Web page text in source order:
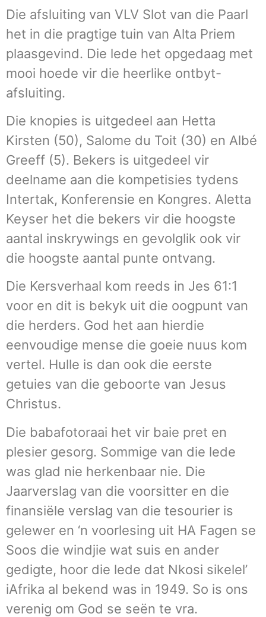
Die afsluiting van VLV Slot van die Paarl
het in die pragtige tuin van Alta Priem
plaasgevind. Die lede het opgedaag met
mooi hoede vir die heerlike ontbyt-
afsluiting.
Die knopies is uitgedeel aan Hetta
Kirsten (50), Salome du Toit (30) en Albé
Greeff (5). Bekers is uitgedeel vir
deelname aan die kompetisies tydens
Intertak, Konferensie en Kongres. Aletta
Keyser het die bekers vir die hoogste
aantal inskrywings en gevolglik ook vir
die hoogste aantal punte ontvang.
Die Kersverhaal kom reeds in Jes 61:1
voor en dit is bekyk uit die oogpunt van
die herders. God het aan hierdie
eenvoudige mense die goeie nuus kom
vertel. Hulle is dan ook die eerste
getuies van die geboorte van Jesus
Christus.
Die babafotoraai het vir baie pret en
plesier gesorg. Sommige van die lede
was glad nie herkenbaar nie. Die
Jaarverslag van die voorsitter en die
finansiële verslag van die tesourier is
gelewer en ‘n voorlesing uit HA Fagen se
Soos die windjie wat suis en ander
gedigte, hoor die lede dat Nkosi sikelel’
iAfrika al bekend was in 1949. So is ons
verenig om God se seën te vra.